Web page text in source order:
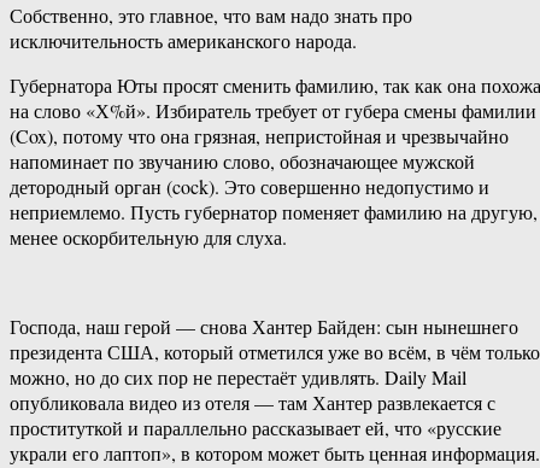
Собственно, это главное, что вам надо знать про
исключительность американского народа.
Губернатора Юты просят сменить фамилию, так как она похожа
на слово «Х%й». Избиратель требует от губера смены фамилии
(Cox), потому что она грязная, непристойная и чрезвычайно
напоминает по звучанию слово, обозначающее мужской
детородный орган (cock). Это совершенно недопустимо и
неприемлемо. Пусть губернатор поменяет фамилию на другую,
менее оскорбительную для слуха.
Господа, наш герой — снова Хантер Байден: сын нынешнего
президента США, который отметился уже во всём, в чём только
можно, но до сих пор не перестаёт удивлять. Daily Mail
опубликовала видео из отеля — там Хантер развлекается с
проституткой и параллельно рассказывает ей, что «русские
украли его лаптоп», в котором может быть ценная информация.